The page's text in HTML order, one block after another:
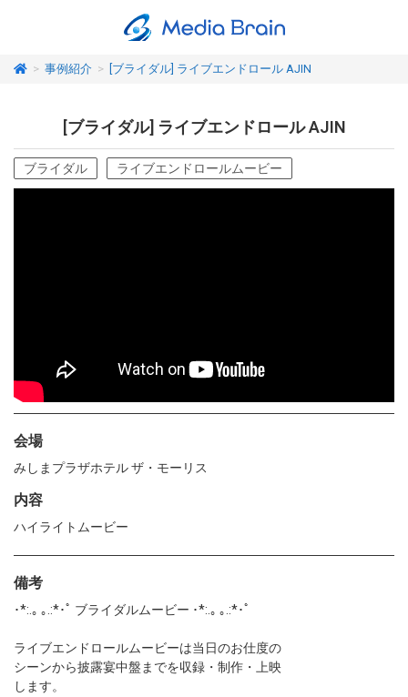
> 事例紹介 > [ブライダル] ライブエンドロール AJIN
[ブライダル] ライブエンドロール AJIN
ブライダル ライブエンドロールムービー
会場
みしまプラザホテル ザ・モーリス
内容
ハイライトムービー
備考
･*:.｡ ｡.:*･ﾟ ブライダルムービー ･*:.｡ ｡.:*･ﾟ
ライブエンドロールムービーは当日のお仕度の
シーンから披露宴中盤までを収録・制作・上映
します。